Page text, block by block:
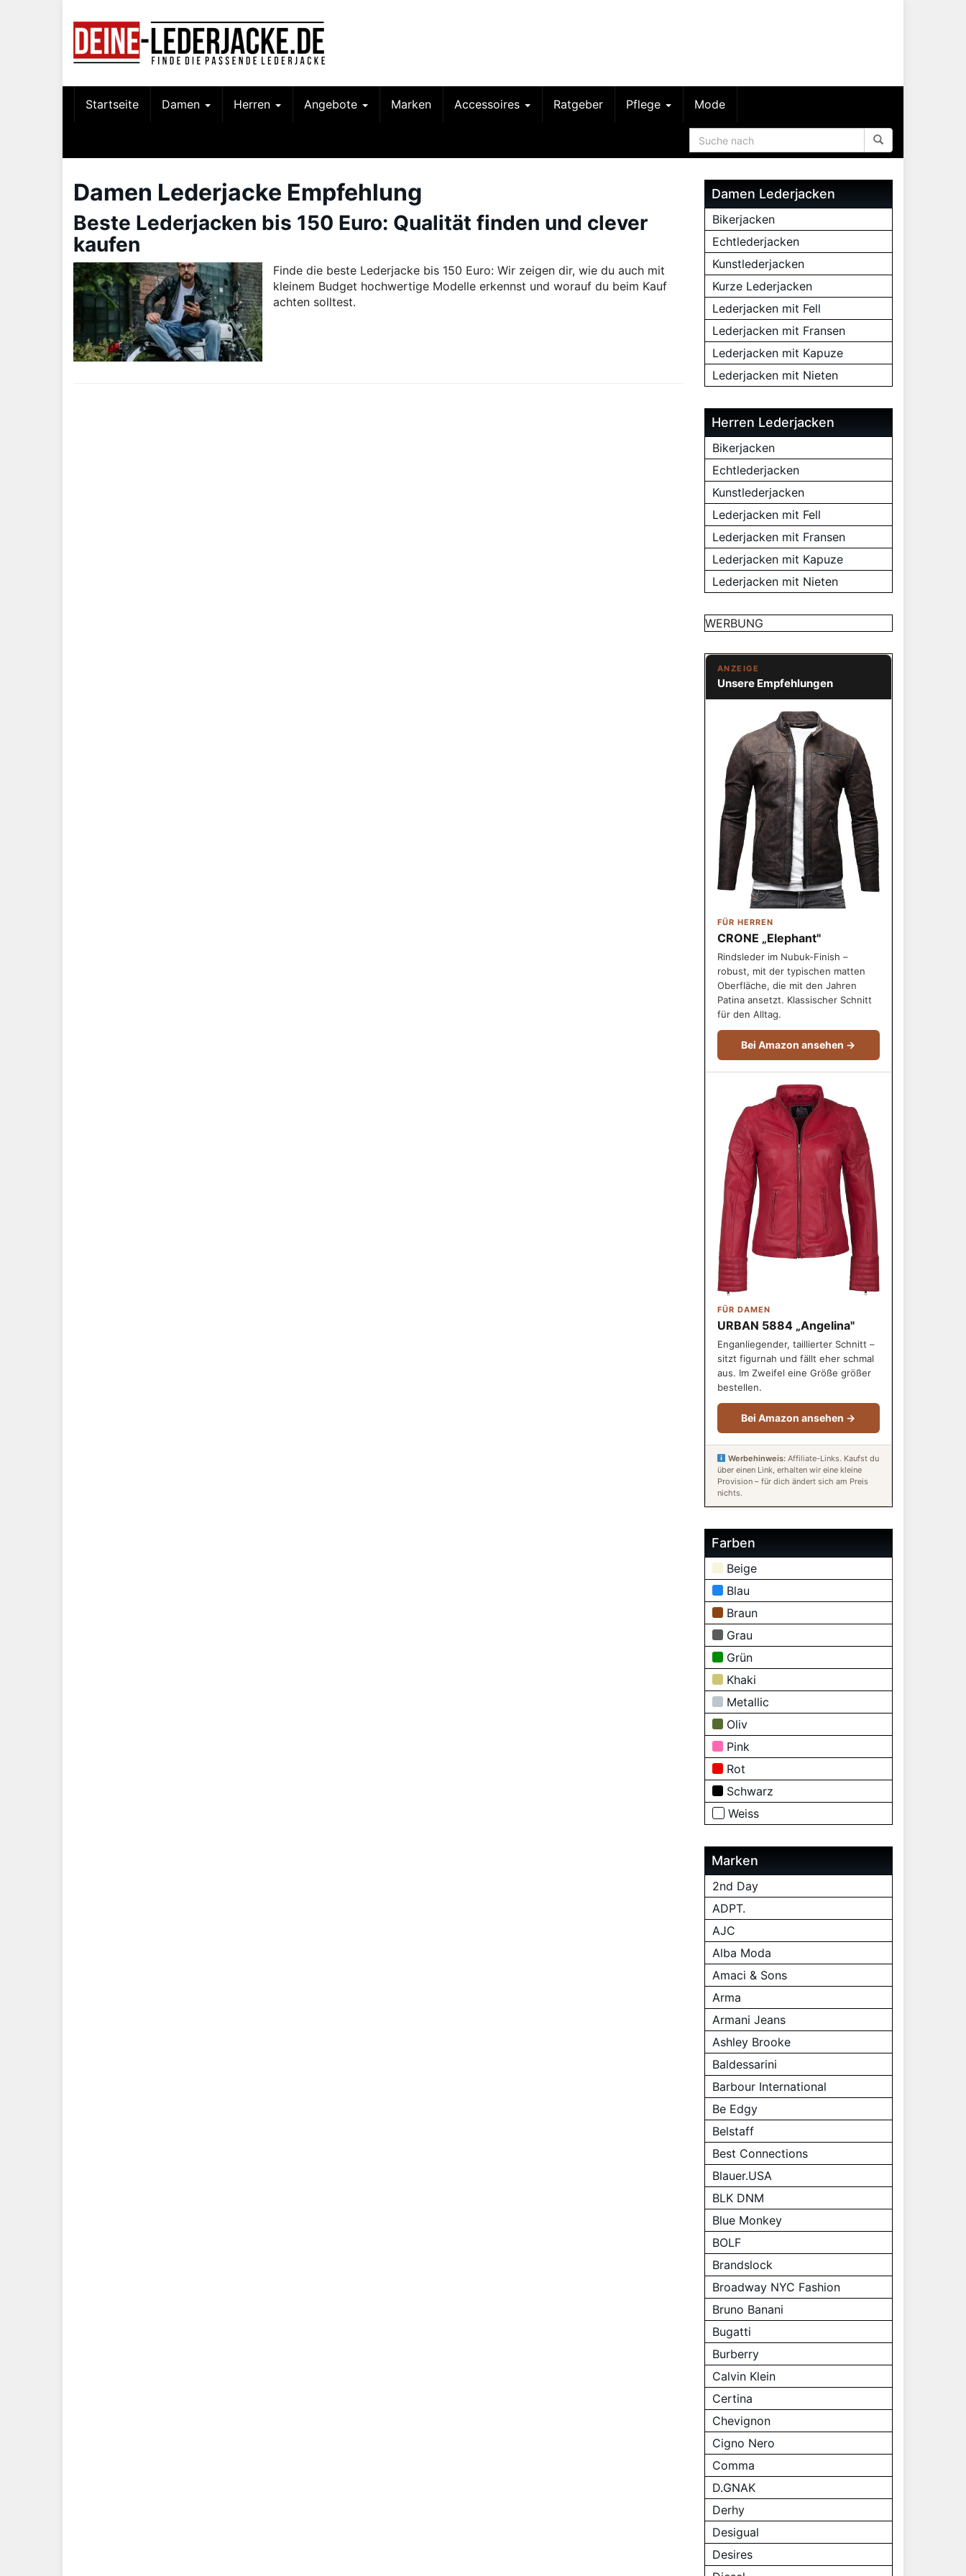
Startseite Damen Herren Angebote Marken Accessoires Ratgeber Pflege Mode
Damen Lederjacke Empfehlung
Beste Lederjacken bis 150 Euro: Qualität finden und clever
kaufen
Finde die beste Lederjacke bis 150 Euro: Wir zeigen dir, wie du auch mit
kleinem Budget hochwertige Modelle erkennst und worauf du beim Kauf
achten solltest.
Damen Lederjacken
Bikerjacken
Echtlederjacken
Kunstlederjacken
Kurze Lederjacken
Lederjacken mit Fell
Lederjacken mit Fransen
Lederjacken mit Kapuze
Lederjacken mit Nieten
Herren Lederjacken
Bikerjacken
Echtlederjacken
Kunstlederjacken
Lederjacken mit Fell
Lederjacken mit Fransen
Lederjacken mit Kapuze
Lederjacken mit Nieten
WERBUNG
ANZEIGE
Unsere Empfehlungen
FÜR HERREN
CRONE „Elephant"
Rindsleder im Nubuk-Finish –
robust, mit der typischen matten
Oberfläche, die mit den Jahren
Patina ansetzt. Klassischer Schnitt
für den Alltag.
Bei Amazon ansehen →
FÜR DAMEN
URBAN 5884 „Angelina"
Enganliegender, taillierter Schnitt –
sitzt figurnah und fällt eher schmal
aus. Im Zweifel eine Größe größer
bestellen.
Bei Amazon ansehen →
Werbehinweis: Affiliate-Links. Kaufst du
über einen Link, erhalten wir eine kleine
Provision – für dich ändert sich am Preis
nichts.
Farben
Beige
Blau
Braun
Grau
Grün
Khaki
Metallic
Oliv
Pink
Rot
Schwarz
Weiss
Marken
2nd Day
ADPT.
AJC
Alba Moda
Amaci & Sons
Arma
Armani Jeans
Ashley Brooke
Baldessarini
Barbour International
Be Edgy
Belstaff
Best Connections
Blauer.USA
BLK DNM
Blue Monkey
BOLF
Brandslock
Broadway NYC Fashion
Bruno Banani
Bugatti
Burberry
Calvin Klein
Certina
Chevignon
Cigno Nero
Comma
D.GNAK
Derhy
Desigual
Desires